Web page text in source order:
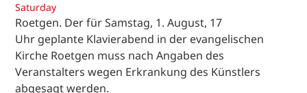
Saturday
Roetgen. Der für Samstag, 1. August, 17
Uhr geplante Klavierabend in der evangelischen
Kirche Roetgen muss nach Angaben des
Veranstalters wegen Erkrankung des Künstlers
abgesagt werden.